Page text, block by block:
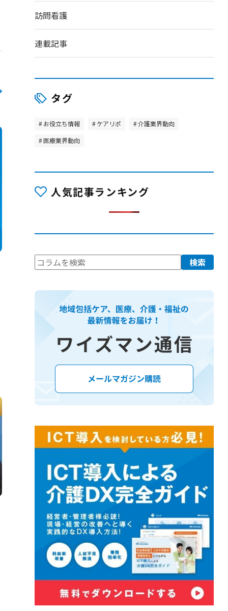
訪問看護
連載記事
タグ
お役立ち情報 ケアリポ
介護業界動向
医療業界動向
人気記事ランキング
検
検索